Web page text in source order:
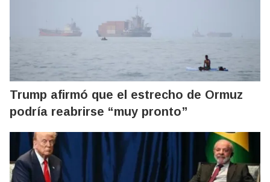
Trump afirmó que el estrecho de Ormuz
podría reabrirse “muy pronto”